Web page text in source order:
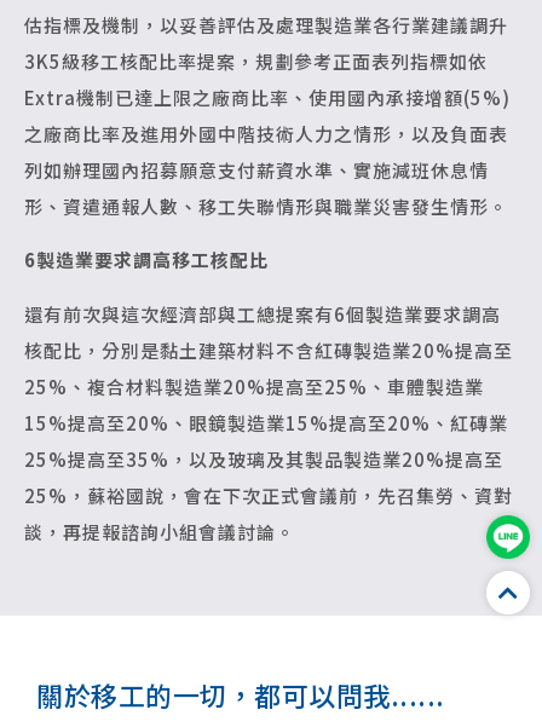
估指標及機制，以妥善評估及處理製造業各行業建議調升
3K5級移工核配比率提案，規劃參考正面表列指標如依
Extra機制已達上限之廠商比率、使用國內承接增額(5%)
之廠商比率及進用外國中階技術人力之情形，以及負面表
列如辦理國內招募願意支付薪資水準、實施減班休息情
形、資遣通報人數、移工失聯情形與職業災害發生情形。
6製造業要求調高移工核配比
還有前次與這次經濟部與工總提案有6個製造業要求調高
核配比，分別是黏土建築材料不含紅磚製造業20%提高至
25%、複合材料製造業20%提高至25%、車體製造業
15%提高至20%、眼鏡製造業15%提高至20%、紅磚業
25%提高至35%，以及玻璃及其製品製造業20%提高至
25%，蘇裕國說，會在下次正式會議前，先召集勞、資對
談，再提報諮詢小組會議討論。
關於移工的一切，都可以問我......